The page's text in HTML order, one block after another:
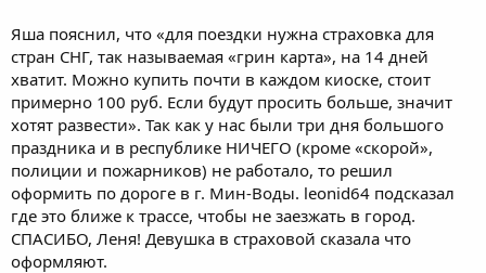
Яша пояснил, что «для поездки нужна страховка для
стран СНГ, так называемая «грин карта», на 14 дней
хватит. Можно купить почти в каждом киоске, стоит
примерно 100 руб. Если будут просить больше, значит
хотят развести». Так как у нас были три дня большого
праздника и в республике НИЧЕГО (кроме «скорой»,
полиции и пожарников) не работало, то решил
оформить по дороге в г. Мин-Воды. leonid64 подсказал
где это ближе к трассе, чтобы не заезжать в город.
СПАСИБО, Леня! Девушка в страховой сказала что
оформляют.